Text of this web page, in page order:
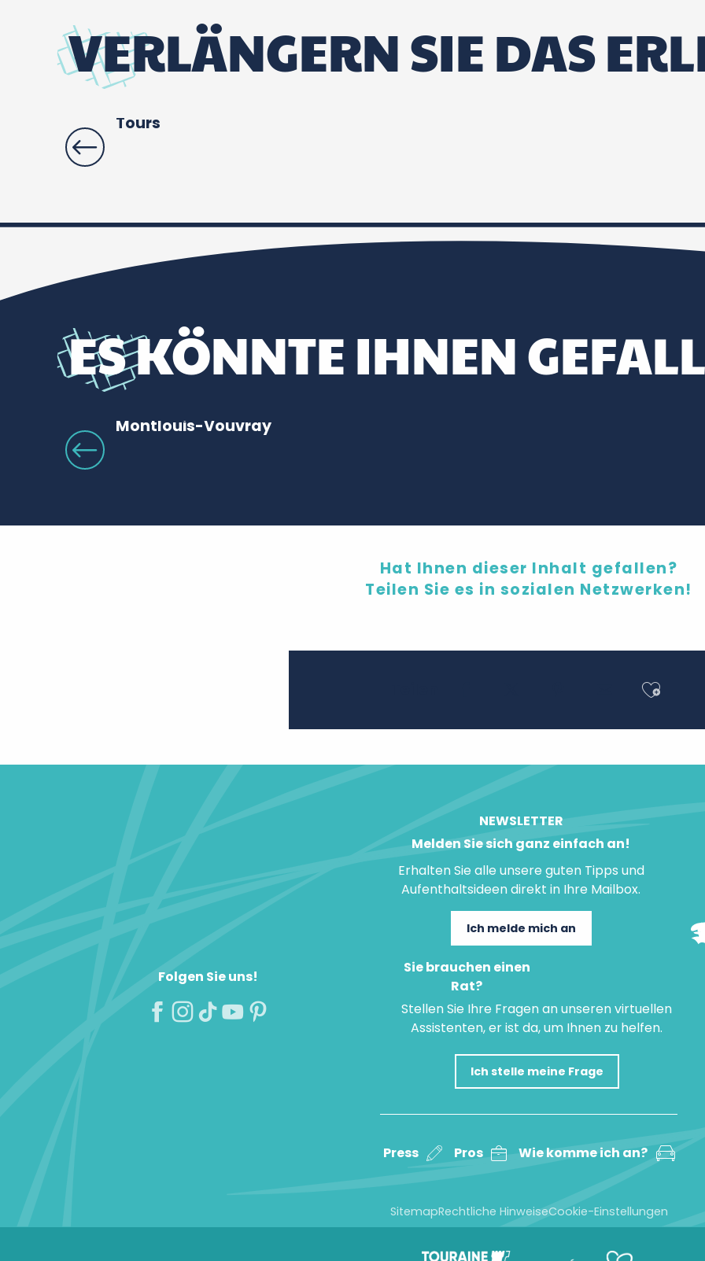
VERLÄNGERN SIE DAS
Tours
ES KÖNNTE IHNEN
Montlouis-Vouvray
Hat Ihnen dieser Inhalt gefallen?
Teilen Sie es in sozialen Netzwerken!
Folgen Sie uns!
NEWSLETTER
Melden Sie sich ganz einfach an!
Erhalten Sie alle unsere guten Tipps und
Aufenthaltsideen direkt in Ihre Mailbox.
Ich melde mich an
Sie brauchen einen
Rat?
Stellen Sie Ihre Fragen an unseren virtuellen
Assistenten, er ist da, um Ihnen zu helfen.
Ich stelle meine Frage
Press Pros Wie komme ich an?
SitemapRechtliche HinweiseCookie-Einstellungen